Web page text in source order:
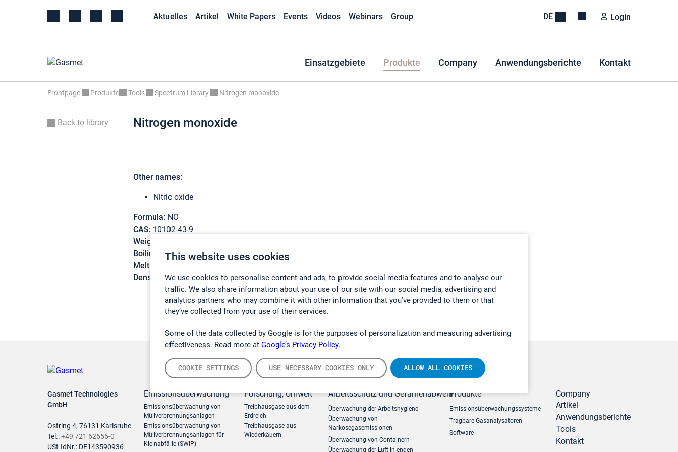
This website uses cookies
We use cookies to personalise content and ads, to provide social media features and to analyse our
traffic. We also share information about your use of our site with our social media, advertising and
analytics partners who may combine it with other information that you’ve provided to them or that
they’ve collected from your use of their services.
Some of the data collected by Google is for the purposes of personalization and measuring advertising
effectiveness. Read more at Google’s Privacy Policy.
COOKIE SETTINGS USE NECESSARY COOKIES ONLY ALLOW ALL COOKIES
Aktuelles Artikel White Papers Events Videos Webinars Group DE Login
Einsatzgebiete Produkte Company Anwendungsberichte Kontakt
Frontpage Produkte Tools Spectrum Library Nitrogen monoxide
Back to library Nitrogen monoxide
Other names:
Nitric oxide
Formula: NO
CAS: 10102-43-9
Weight:
Boiling point:-151,8 °C
Melting point:
Density:
N/A
Gasmet Technologies
GmbH
Ostring 4, 76131 Karlsruhe
Tel.:+49 721 62656-0
USt-IdNr.: DE143590936
Emissionsüberwachung
Emissionsüberwachung von
Müllverbrennungsanlagen
Emissionsüberwachung von
Müllverbrennungsanlagen für
Kleinabfälle (SWIP)
Forschung, Umwelt
Treibhausgase aus dem
Erdreich
Treibhausgase aus
Wiederkäuern
Arbeitsschutz und Gefahrenabwehr
Überwachung der Arbeitshygiene
Überwachung von
Narkosegasemissionen
Überwachung von Containern
Überwachung der Luft in engen
Produkte
Emissionsüberwachungssysteme
Tragbare Gasanalysatoren
Software
Company
Artikel
Anwendungsberichte
Tools
Kontakt